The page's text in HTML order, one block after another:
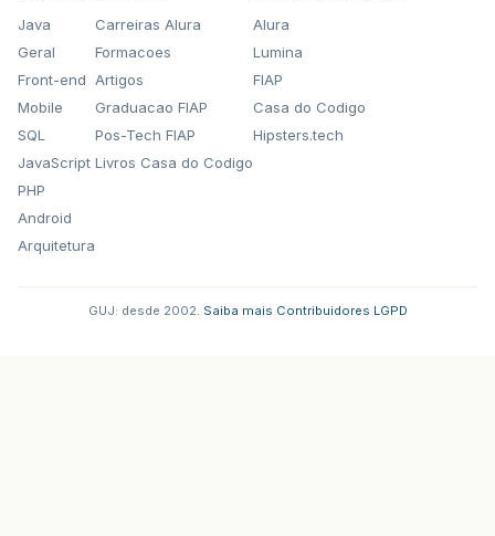
Java
Geral
Front-end
Mobile
SQL
JavaScript
PHP
Android
Arquitetura
Carreiras Alura
Formacoes
Artigos
Graduacao FIAP
Pos-Tech FIAP
Livros Casa do Codigo
Alura
Lumina
FIAP
Casa do Codigo
Hipsters.tech
GUJ: desde 2002. Saiba mais Contribuidores LGPD